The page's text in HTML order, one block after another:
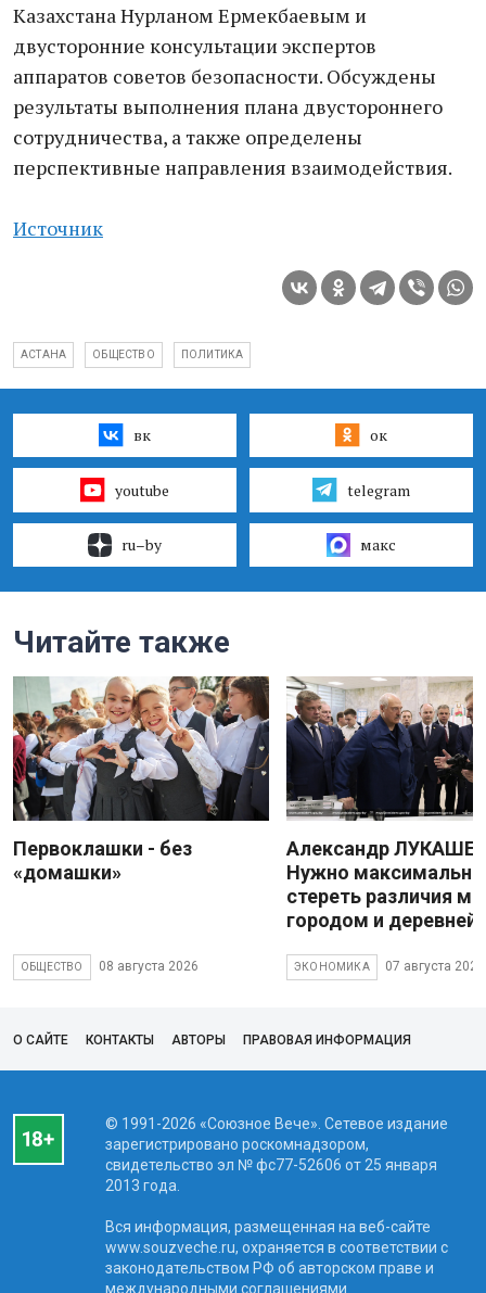
Казахстана Нурланом Ермекбаевым и
двусторонние консультации экспертов
аппаратов советов безопасности. Обсуждены
результаты выполнения плана двустороннего
сотрудничества, а также определены
перспективные направления взаимодействия.
Источник
АСТАНА ОБЩЕСТВО ПОЛИТИКА
вк ок
youtube telegram
ru–by макс
Читайте также
Первоклашки - без
«домашки»
ОБЩЕСТВО 08 августа 2026
Александр
Нужно максимально
стереть различия
городом и деревней
ЭКОНОМИКА 07 августа 2026
О САЙТЕ КОНТАКТЫ АВТОРЫ ПРАВОВАЯ ИНФОРМАЦИЯ
© 1991-2026 «Союзное Вече». Сетевое издание
зарегистрировано роскомнадзором,
свидетельство эл № фc77-52606 от 25 января
2013 года.
Вся информация, размещенная на веб-сайте
www.souzveche.ru, охраняется в соответствии с
законодательством РФ об авторском праве и
международными соглашениями.